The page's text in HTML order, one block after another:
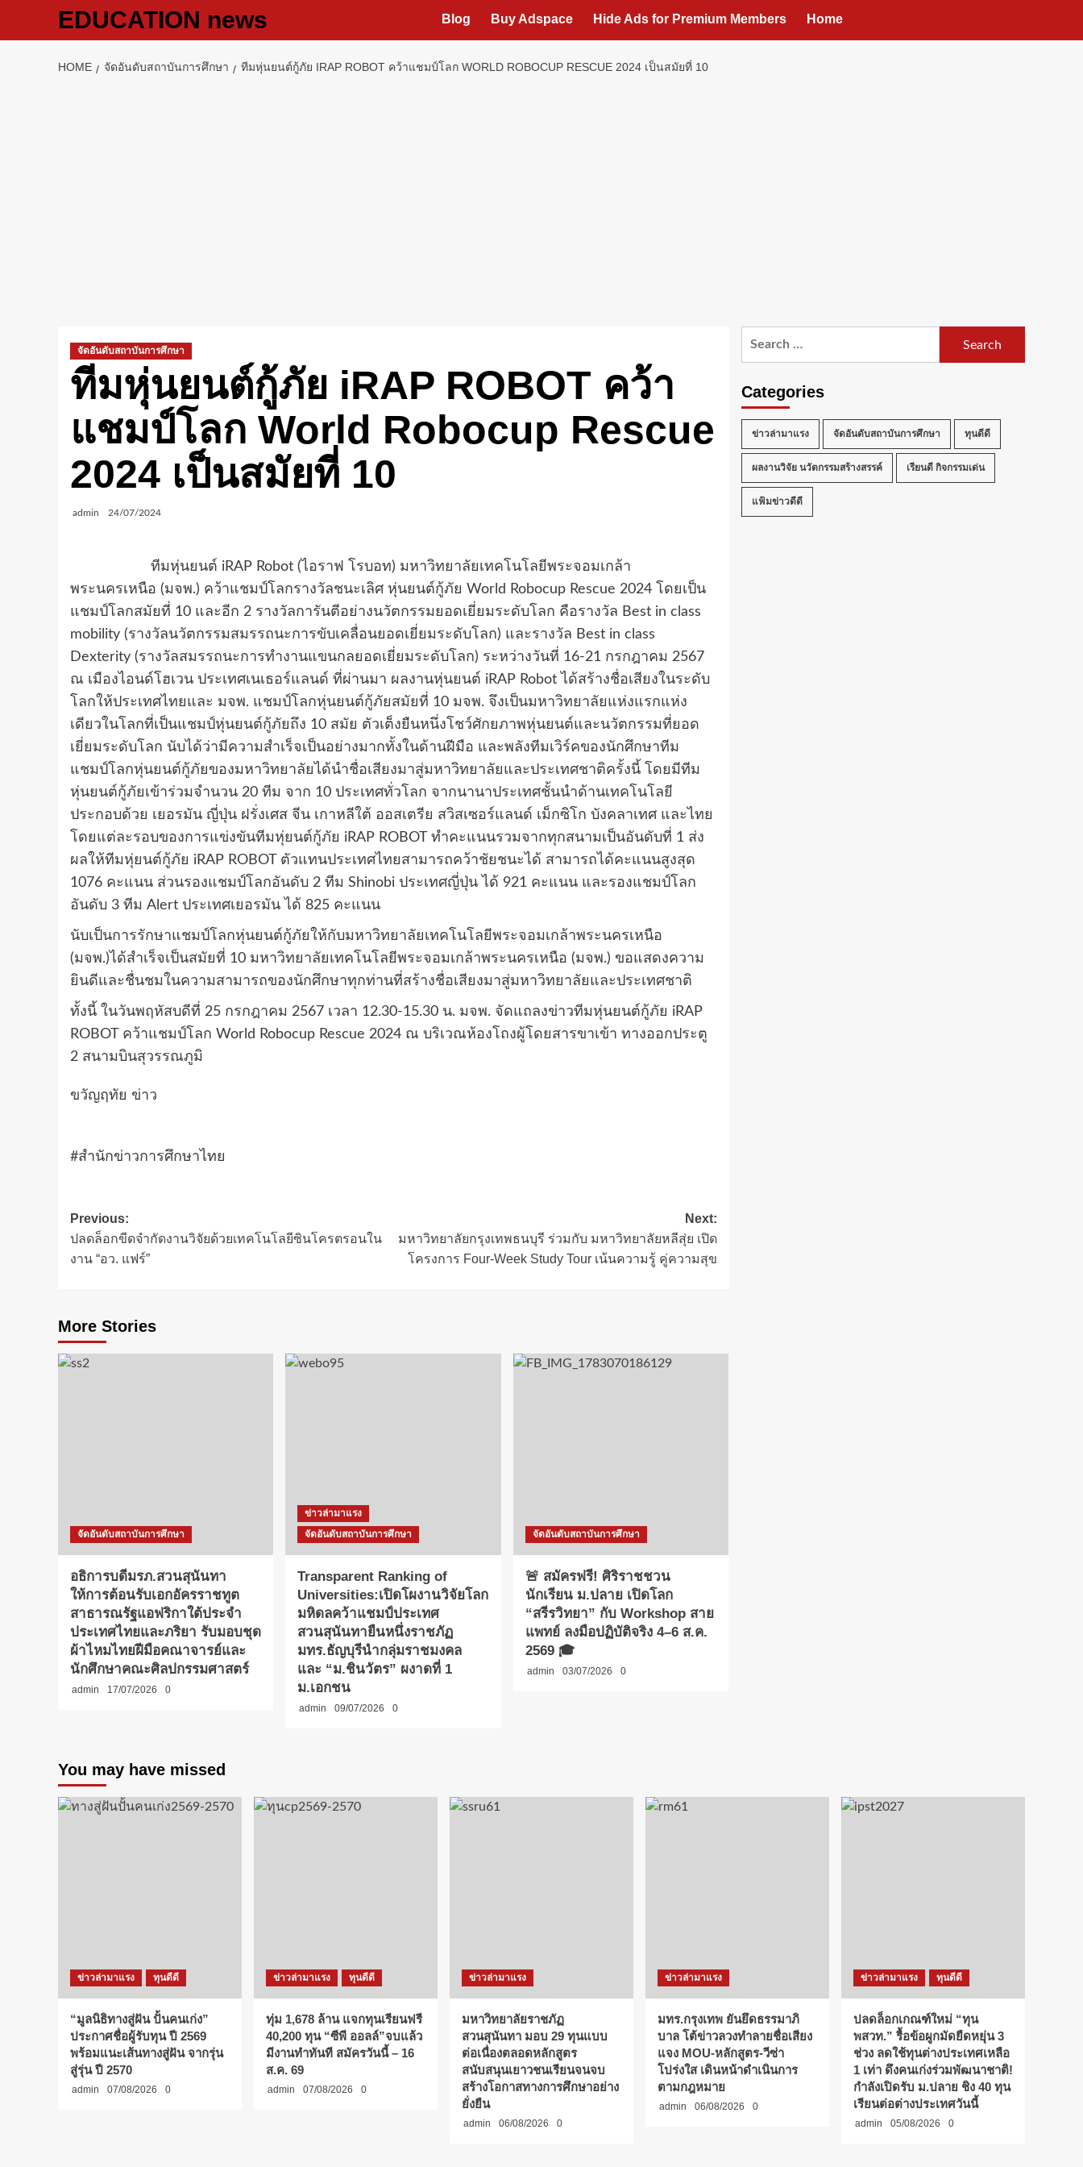
EDUCATION news Blog Buy Adspace Hide Ads for Premium Members Home
HOME จัดอันดับสถาบันการศึกษา ทีมหุ่นยนต์กู้ภัย IRAP ROBOT คว้าแชมป์โลก WORLD ROBOCUP RESCUE 2024 เป็นสมัยที่ 10
จัดอันดับสถาบันการศึกษา
ทีมหุ่นยนต์กู้ภัย iRAP ROBOT คว้า
แชมป์โลก World Robocup Rescue
2024 เป็นสมัยที่ 10
admin 24/07/2024
ทีมหุ่นยนต์ iRAP Robot (ไอราฟ โรบอท) มหาวิทยาลัยเทคโนโลยีพระจอมเกล้า
พระนครเหนือ (มจพ.) คว้าแชมป์โลกรางวัลชนะเลิศ หุ่นยนต์กู้ภัย World Robocup Rescue 2024 โดยเป็น
แชมป์โลกสมัยที่ 10 และอีก 2 รางวัลการันตีอย่างนวัตกรรมยอดเยี่ยมระดับโลก คือรางวัล Best in class
mobility (รางวัลนวัตกรรมสมรรถนะการขับเคลื่อนยอดเยี่ยมระดับโลก) และรางวัล Best in class
Dexterity (รางวัลสมรรถนะการทำงานแขนกลยอดเยี่ยมระดับโลก) ระหว่างวันที่ 16-21 กรกฎาคม 2567
ณ เมืองไอนด์โฮเวน ประเทศเนเธอร์แลนด์ ที่ผ่านมา ผลงานหุ่นยนต์ iRAP Robot ได้สร้างชื่อเสียงในระดับ
โลกให้ประเทศไทยและ มจพ. แชมป์โลกหุ่นยนต์กู้ภัยสมัยที่ 10 มจพ. จึงเป็นมหาวิทยาลัยแห่งแรกแห่ง
เดียวในโลกที่เป็นแชมป์หุ่นยนต์กู้ภัยถึง 10 สมัย ตัวเต็งยืนหนึ่งโชว์ศักยภาพหุ่นยนต์และนวัตกรรมที่ยอด
เยี่ยมระดับโลก นับได้ว่ามีความสำเร็จเป็นอย่างมากทั้งในด้านฝีมือ และพลังทีมเวิร์คของนักศึกษาทีม
แชมป์โลกหุ่นยนต์กู้ภัยของมหาวิทยาลัยได้นำชื่อเสียงมาสู่มหาวิทยาลัยและประเทศชาติครั้งนี้ โดยมีทีม
หุ่นยนต์กู้ภัยเข้าร่วมจำนวน 20 ทีม จาก 10 ประเทศทั่วโลก จากนานาประเทศชั้นนำด้านเทคโนโลยี
ประกอบด้วย เยอรมัน ญี่ปุ่น ฝรั่งเศส จีน เกาหลีใต้ ออสเตรีย สวิสเซอร์แลนด์ เม็กซิโก บังคลาเทศ และไทย
โดยแต่ละรอบของการแข่งขันทีมหุ่ยนต์กู้ภัย iRAP ROBOT ทำคะแนนรวมจากทุกสนามเป็นอันดับที่ 1 ส่ง
ผลให้ทีมหุ่ยนต์กู้ภัย iRAP ROBOT ตัวแทนประเทศไทยสามารถคว้าชัยชนะได้ สามารถได้คะแนนสูงสุด
1076 คะแนน ส่วนรองแชมป์โลกอันดับ 2 ทีม Shinobi ประเทศญี่ปุ่น ได้ 921 คะแนน และรองแชมป์โลก
อันดับ 3 ทีม Alert ประเทศเยอรมัน ได้ 825 คะแนน
นับเป็นการรักษาแชมป์โลกหุ่นยนต์กู้ภัยให้กับมหาวิทยาลัยเทคโนโลยีพระจอมเกล้าพระนครเหนือ
(มจพ.)ได้สำเร็จเป็นสมัยที่ 10 มหาวิทยาลัยเทคโนโลยีพระจอมเกล้าพระนครเหนือ (มจพ.) ขอแสดงความ
ยินดีและชื่นชมในความสามารถของนักศึกษาทุกท่านที่สร้างชื่อเสียงมาสู่มหาวิทยาลัยและประเทศชาติ
ทั้งนี้ ในวันพฤหัสบดีที่ 25 กรกฎาคม 2567 เวลา 12.30-15.30 น. มจพ. จัดแถลงข่าวทีมหุ่นยนต์กู้ภัย iRAP
ROBOT คว้าแชมป์โลก World Robocup Rescue 2024 ณ บริเวณห้องโถงผู้โดยสารขาเข้า ทางออกประตู
2 สนามบินสุวรรณภูมิ
ขวัญฤทัย ข่าว
#สำนักข่าวการศึกษาไทย
Post
navigation
Previous:
ปลดล็อกขีดจำกัดงานวิจัยด้วยเทคโนโลยีซินโครตรอนใน
งาน “อว. แฟร์”
Next:
มหาวิทยาลัยกรุงเทพธนบุรี ร่วมกับ มหาวิทยาลัยหลีสุ่ย เปิด
โครงการ Four-Week Study Tour เน้นความรู้ คู่ความสุข
More Stories
จัดอันดับสถาบันการศึกษา
อธิการบดีมรภ.สวนสุนันทา
ให้การต้อนรับเอกอัครราชทูต
สาธารณรัฐแอฟริกาใต้ประจำ
ประเทศไทยและภริยา รับมอบชุด
ผ้าไหมไทยฝีมือคณาจารย์และ
นักศึกษาคณะศิลปกรรมศาสตร์
admin 17/07/2026 0
ข่าวล่ามาแรง
จัดอันดับสถาบันการศึกษา
Transparent Ranking of
Universities:เปิดโผงานวิจัยโลก
มหิดลคว้าแชมป์ประเทศ
สวนสุนันทายืนหนึ่งราชภัฏ
มทร.ธัญบุรีนำกลุ่มราชมงคล
และ “ม.ชินวัตร” ผงาดที่ 1
ม.เอกชน
admin 09/07/2026 0
จัดอันดับสถาบันการศึกษา
🚨 สมัครฟรี! ศิริราชชวน
นักเรียน ม.ปลาย เปิดโลก
“สรีรวิทยา” กับ Workshop สาย
แพทย์ ลงมือปฏิบัติจริง 4–6 ส.ค.
2569 🎓
admin 03/07/2026 0
Categories
ข่าวล่ามาแรง จัดอันดับสถาบันการศึกษา ทุนดีดี
ผลงานวิจัย นวัตกรรมสร้างสรรค์ เรียนดี กิจกรรมเด่น
แฟ้มข่าวดีดี
You may have missed
ข่าวล่ามาแรง ทุนดีดี
“มูลนิธิทางสู่ฝัน ปั้นคนเก่ง”
ประกาศชื่อผู้รับทุน ปี 2569
พร้อมแนะเส้นทางสู่ฝัน จากรุ่น
สู่รุ่น ปี 2570
admin 07/08/2026 0
ข่าวล่ามาแรง ทุนดีดี
ทุ่ม 1,678 ล้าน แจกทุนเรียนฟรี
40,200 ทุน “ซีพี ออลล์”จบแล้ว
มีงานทำทันที สมัครวันนี้ – 16
ส.ค. 69
admin 07/08/2026 0
ข่าวล่ามาแรง
มหาวิทยาลัยราชภัฏ
สวนสุนันทา มอบ 29 ทุนแบบ
ต่อเนื่องตลอดหลักสูตร
สนับสนุนเยาวชนเรียนจนจบ
สร้างโอกาสทางการศึกษาอย่าง
ยั่งยืน
admin 06/08/2026 0
ข่าวล่ามาแรง
มทร.กรุงเทพ ยันยึดธรรมาภิ
บาล โต้ข่าวลวงทำลายชื่อเสียง
แจง MOU-หลักสูตร-วีซ่า
โปร่งใส เดินหน้าดำเนินการ
ตามกฎหมาย
admin 06/08/2026 0
ข่าวล่ามาแรง ทุนดีดี
ปลดล็อกเกณฑ์ใหม่ “ทุน
พสวท.” รื้อข้อผูกมัดยืดหยุ่น 3
ช่วง ลดใช้ทุนต่างประเทศเหลือ
1 เท่า ดึงคนเก่งร่วมพัฒนาชาติ!
กำลังเปิดรับ ม.ปลาย ชิง 40 ทุน
เรียนต่อต่างประเทศวันนี้
admin 05/08/2026 0